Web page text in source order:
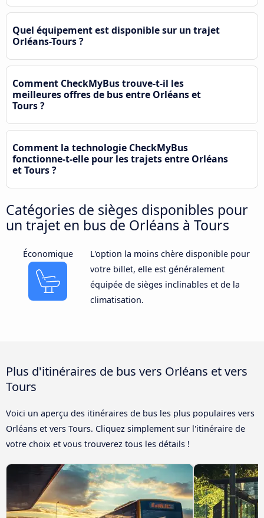
Quel équipement est disponible sur un trajet
Orléans-Tours ?
Comment CheckMyBus trouve-t-il les
meilleures offres de bus entre Orléans et
Tours ?
Comment la technologie CheckMyBus
fonctionne-t-elle pour les trajets entre Orléans
et Tours ?
Catégories de sièges disponibles pour
un trajet en bus de Orléans à Tours
Économique
L'option la moins chère disponible pour
votre billet, elle est généralement
équipée de sièges inclinables et de la
climatisation.
Plus d'itinéraires de bus vers Orléans et vers
Tours
Voici un aperçu des itinéraires de bus les plus populaires vers
Orléans et vers Tours. Cliquez simplement sur l'itinéraire de
votre choix et vous trouverez tous les détails !